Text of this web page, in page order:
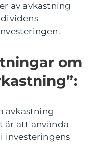
av avkastning
om
avkastning
är att använda
investeringens